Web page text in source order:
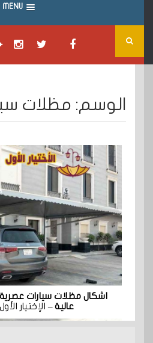
MENU
الوسم: مظلات
اشكال مظلات سيارات
عالية– الإختيار